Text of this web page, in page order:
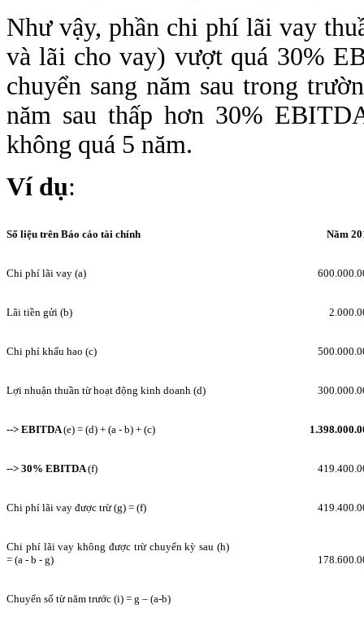
Như vậy, phần chi phí lãi vay
và lãi cho vay) vượt quá 30%
chuyển sang năm sau trong
năm sau thấp hơn 30%
không quá 5 năm.
Ví dụ:
Số liệu trên Báo cáo tài chính Năm
Chi phí lãi vay (a)
Lãi tiền gửi (b)
Chi phí khấu hao (c)
Lợi nhuận thuần từ hoạt động kinh doanh (d)
--> EBITDA(e) = (d) + (a - b) + (c)
--> 30% EBITDA(f)
Chi phí lãi vay được trừ (g) = (f)
Chi phí lãi vay không được trừ chuyển kỳ sau (h)
= (a - b - g)
Chuyển số từ năm trước (i) = g – (a-b)